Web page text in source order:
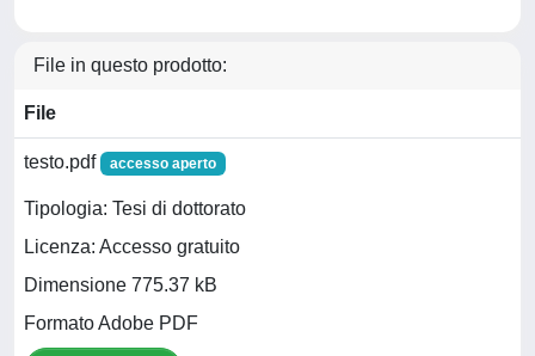
File in questo prodotto:
File
testo.pdf accesso aperto
Tipologia: Tesi di dottorato
Licenza: Accesso gratuito
Dimensione 775.37 kB
Formato Adobe PDF